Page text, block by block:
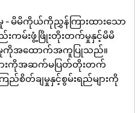
မိကိုယ်ကိုညွှန်ကြားထားသော
မ်းဖွံ့ဖြိုးတိုးတက်မှုနှင့်မိမိ
ကိုအထောက်အကူပြုသည်။
ားကိုအဆက်မပြတ်တိုးတက်
စိတ်ချမှုနှင့်စွမ်းရည်များကို